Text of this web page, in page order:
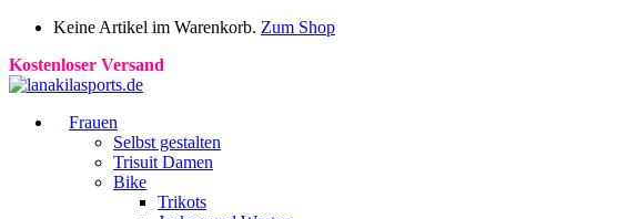
Keine Artikel im Warenkorb. Zum Shop
Kostenloser Versand
Frauen
Selbst gestalten
Trisuit Damen
Bike
Trikots